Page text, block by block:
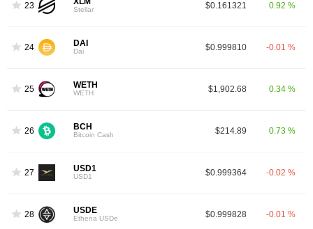
23 Stellar $0.161321 0.92 %
24 DAI
Dai $0.999810 -0.01 %
25 WETH
WETH $1,902.68 0.34 %
26 BCH
Bitcoin Cash $214.89 0.73 %
27 USD1
USD1 $0.999364 -0.02 %
28 USDE
Ethena USDe $0.999828 -0.01 %